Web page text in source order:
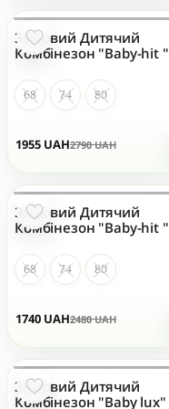
НЕМАЄ НА СКЛАДІ
1955 UAH2790UAH
Зимовий Дитячий
Комбінезон "Baby-hit "
68 74 80
НЕМАЄ НА СКЛАДІ
1740 UAH2480UAH
Зимовий Дитячий
Комбінезон "Baby-hit "
68 74 80
НЕМАЄ НА СКЛАДІ
Зимовий Дитячий
Комбінезон "Baby lux"